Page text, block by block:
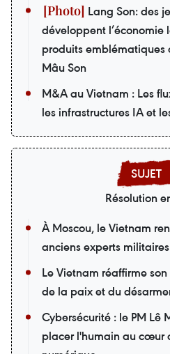
Lang Son: des
développent l’économie
produits
Mâu Son
M&A au Vietnam : Les
les infrastructures IA et
Résolution
À Moscou, le Vietnam
anciens experts
Le Vietnam réaffirme
de la paix et du
Cybersécurité : le PM Lê
placer l'humain au cœur